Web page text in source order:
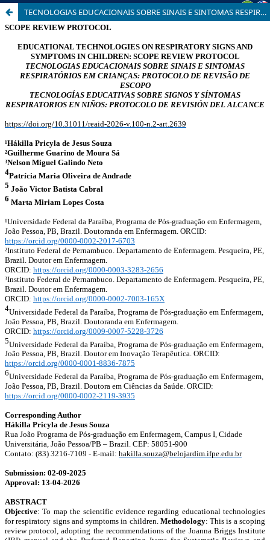
TECNOLOGIAS EDUCACIONAIS SOBRE SINAIS E SINTOMAS RESPIRATÓRIOS EM CRIANÇAS: PROTOCOLO DE REVISÃO DE ESCOPO